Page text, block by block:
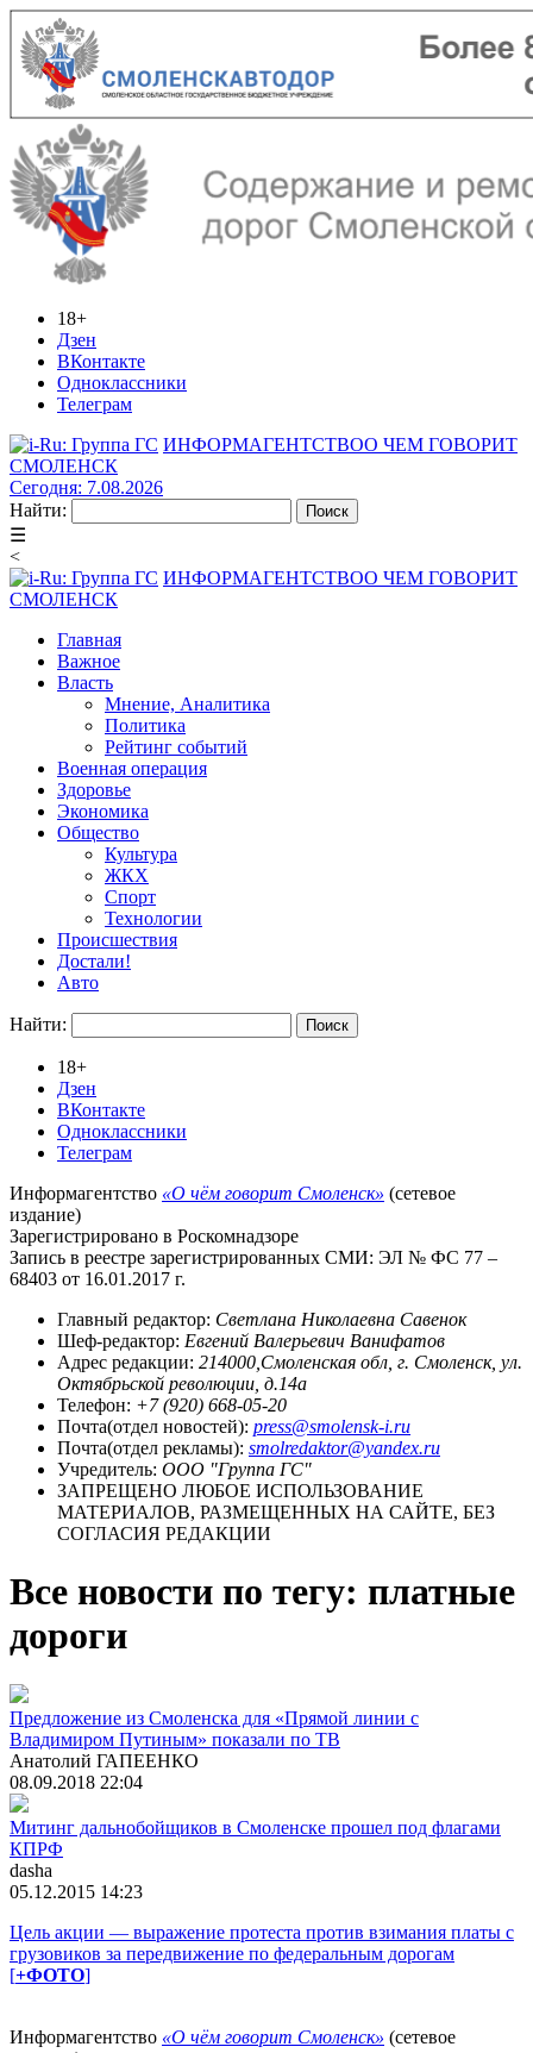
18+
Дзен
ВКонтакте
Одноклассники
Телеграм
ИНФОРМАГЕНТСТВОО ЧЕМ ГОВОРИТ
СМОЛЕНСК
Сегодня: 7.08.2026
Найти:
☰
<
ИНФОРМАГЕНТСТВОО ЧЕМ ГОВОРИТ
СМОЛЕНСК
Главная
Важное
Власть
Мнение, Аналитика
Политика
Рейтинг событий
Военная операция
Здоровье
Экономика
Общество
Культура
ЖКХ
Спорт
Технологии
Происшествия
Достали!
Авто
Найти:
18+
Дзен
ВКонтакте
Одноклассники
Телеграм
Информагентство «О чём говорит Смоленск» (сетевое
издание)
Зарегистрировано в Роскомнадзоре
Запись в реестре зарегистрированных СМИ: ЭЛ № ФС 77 –
68403 от 16.01.2017 г.
Главный редактор: Светлана Николаевна Савенок
Шеф-редактор: Евгений Валерьевич Ванифатов
Адрес редакции: 214000,Смоленская обл, г. Смоленск, ул.
Октябрьской революции, д.14а
Телефон: +7 (920) 668-05-20
Почта(отдел новостей): press@smolensk-i.ru
Почта(отдел рекламы): smolredaktor@yandex.ru
Учредитель: ООО "Группа ГС"
ЗАПРЕЩЕНО ЛЮБОЕ ИСПОЛЬЗОВАНИЕ
МАТЕРИАЛОВ, РАЗМЕЩЕННЫХ НА САЙТЕ, БЕЗ
СОГЛАСИЯ РЕДАКЦИИ
Все новости по тегу: платные
дороги
Предложение из Смоленска для «Прямой линии с
Владимиром Путиным» показали по ТВ
Анатолий ГАПЕЕНКО
08.09.2018 22:04
Митинг дальнобойщиков в Смоленске прошел под флагами
КПРФ
dasha
05.12.2015 14:23
Цель акции — выражение протеста против взимания платы с
грузовиков за передвижение по федеральным дорогам
[+ФОТО]
Информагентство «О чём говорит Смоленск» (сетевое